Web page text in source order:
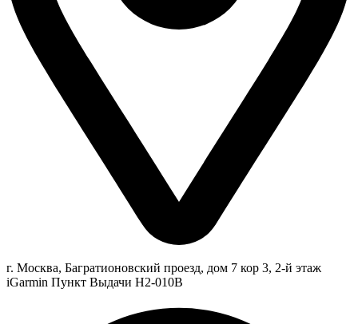
г. Москва, Багратионовский проезд, дом 7 кор 3, 2-й этаж
iGarmin Пункт Выдачи Н2-010В